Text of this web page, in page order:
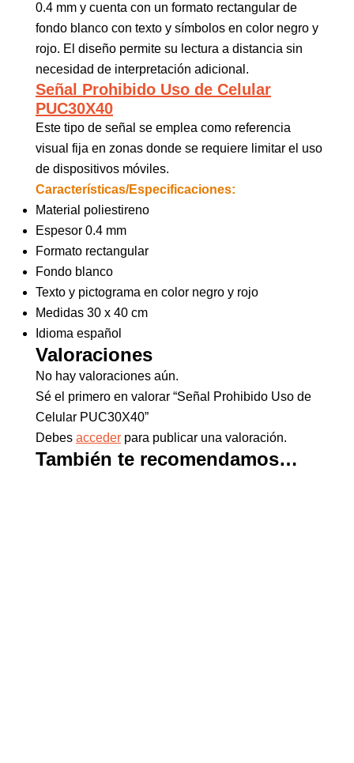
0.4 mm y cuenta con un formato rectangular de
fondo blanco con texto y símbolos en color negro y
rojo. El diseño permite su lectura a distancia sin
necesidad de interpretación adicional.
Señal Prohibido Uso de Celular
PUC30X40
Este tipo de señal se emplea como referencia
visual fija en zonas donde se requiere limitar el uso
de dispositivos móviles.
Características/Especificaciones:
Material poliestireno
Espesor 0.4 mm
Formato rectangular
Fondo blanco
Texto y pictograma en color negro y rojo
Medidas 30 x 40 cm
Idioma español
Valoraciones
No hay valoraciones aún.
Sé el primero en valorar “Señal Prohibido Uso de
Celular PUC30X40”
Debes acceder para publicar una valoración.
También te recomendamos…